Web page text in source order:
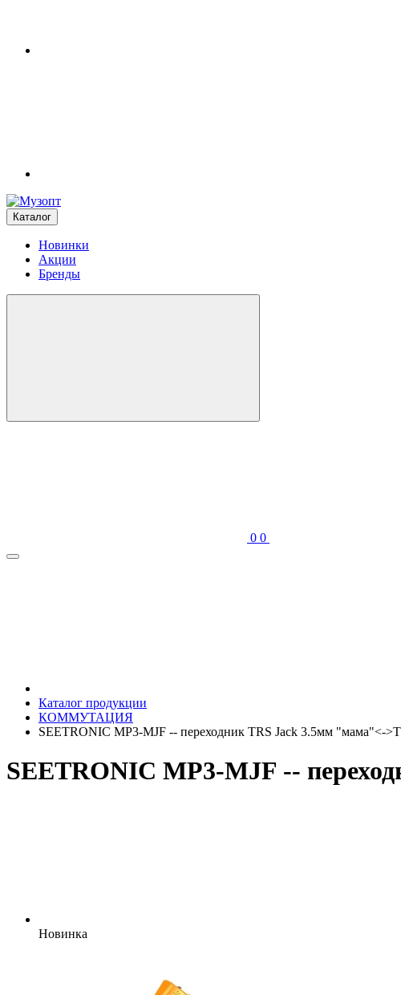
Каталог
Новинки
Акции
Бренды
0 0
Каталог продукции
КОММУТАЦИЯ
SEETRONIC MP3-MJF -- переходник TRS Jack 3.5мм "мама"<-
SEETRONIC MP3-MJF --
Новинка